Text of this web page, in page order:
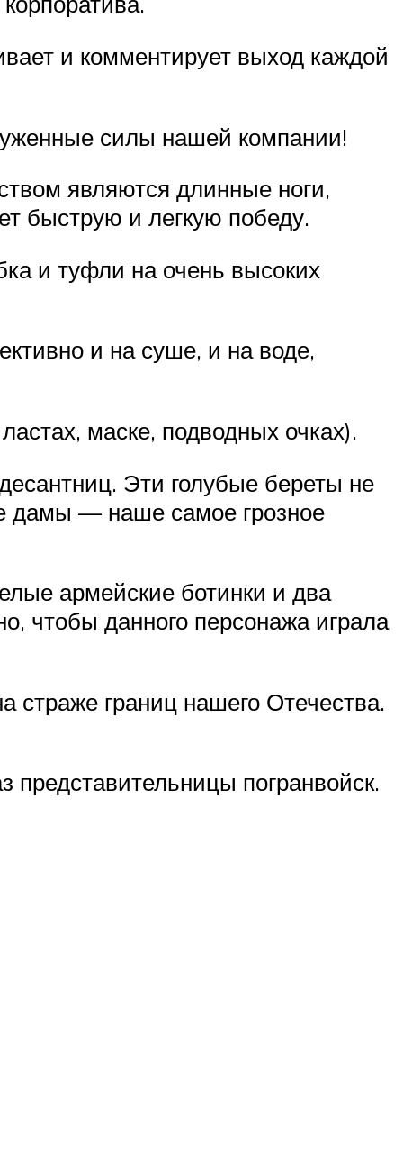
и комментирует выход каждой
силы нашей компании!
являются длинные ноги,
быструю и легкую победу.
и туфли на очень высоких
и на суше, и на воде,
маске, подводных очках).
Эти голубые береты не
дамы — наше самое грозное
армейские ботинки и два
чтобы данного персонажа играла
границ нашего Отечества.
погранвойск.